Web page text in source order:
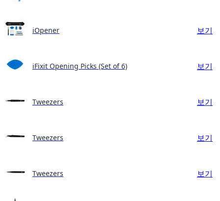
iOpener 보기
iFixit Opening Picks (Set of 6) 보기
Tweezers 보기
Tweezers 보기
Tweezers 보기